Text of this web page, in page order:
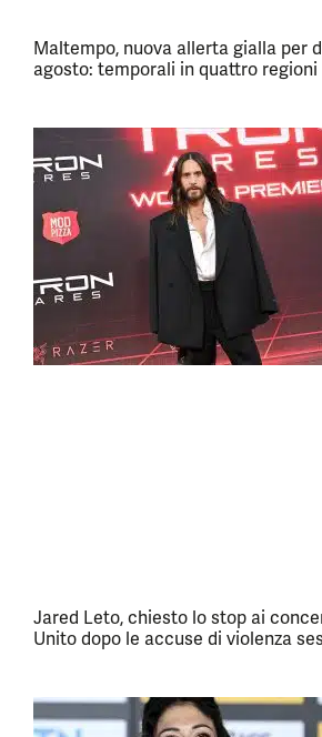
Maltempo, nuova allerta gialla per
agosto: temporali in quattro regioni
Jared Leto, chiesto lo stop ai
Unito dopo le accuse di violenza